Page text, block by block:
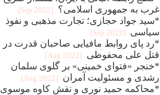
غرب به جمهوری اسلامی؟
[2022 Sep]
*سید جواد حجازی؛ تجارت مذهبی و نفوذ
سیاسی
[2022 Sep]
*رد پای روابط مافيایی صاحبان قدرت در
قتل علی محفوظی
[2022 Aug]
*خنجر «فتوای خمینی» بر گلوی سلمان
رشدی و مسئولیت آمران
[2022 Aug]
*محاکمه حمید نوری و نقش کاوه